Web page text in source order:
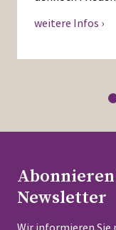
weitere Infos ›
Abonnieren
Newsletter